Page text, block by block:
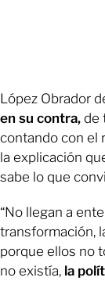
López Obrador
en su contra, de
contando con el
la explicación
sabe lo que
“No llegan a
transformación,
porque ellos no
no existía, la